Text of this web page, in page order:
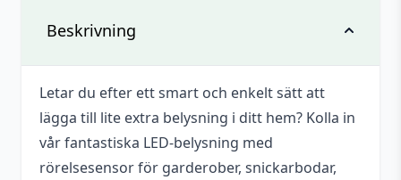
Beskrivning
Letar du efter ett smart och enkelt sätt att
lägga till lite extra belysning i ditt hem? Kolla in
vår fantastiska LED-belysning med
rörelsesensor för garderober, snickarbodar,
Vikt
Dimensioner
240 × 20 × 48 mm
Färg
Svart
Batterikapacitet 1500 mAh
Spridningsvinkel 120°
Bli först med att recensera
”Garderobslampa LED med
rörelsesensor, 400 mm – Svart”
Du måste varainloggadför att skriva en
recension.